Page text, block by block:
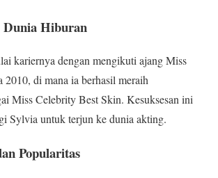
Hiburan
kariernya dengan mengikuti ajang Miss
2010, di mana ia berhasil meraih
Miss Celebrity Best Skin. Kesuksesan ini
Sylvia untuk terjun ke dunia akting.
Popularitas